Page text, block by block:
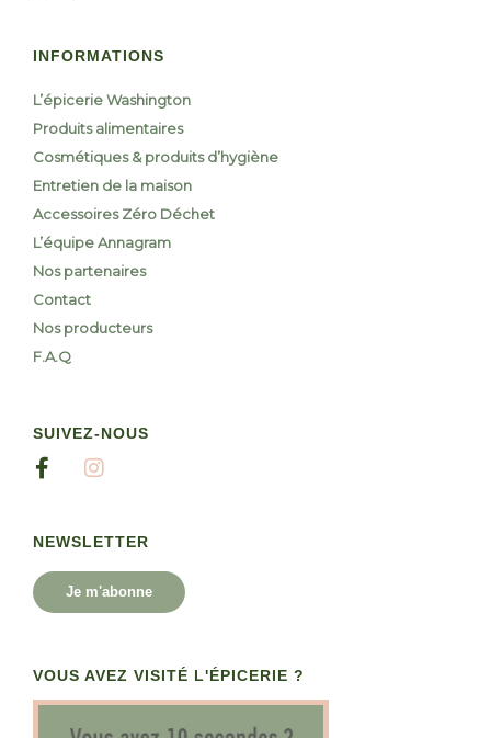
INFORMATIONS
L’épicerie Washington
Produits alimentaires
Cosmétiques & produits d’hygiène
Entretien de la maison
Accessoires Zéro Déchet
L’équipe Annagram
Nos partenaires
Contact
Nos producteurs
F.A.Q
SUIVEZ-NOUS
NEWSLETTER
Je m'abonne
VOUS AVEZ VISITÉ L'ÉPICERIE ?